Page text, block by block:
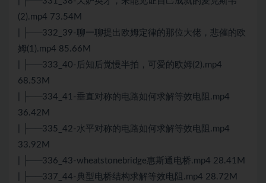
(2).mp4 73.54M
| ├──332_39-聊一聊提出欧姆定律的那位大佬，悲催的欧
姆(1).mp4 85.66M
| ├──333_40-后知后觉慢半拍，可爱的欧姆(2).mp4
68.53M
| ├──334_41-垂直对称的电路如何求解等效电阻.mp4
36.42M
| ├──335_42-水平对称的电路如何求解等效电阻.mp4
33.92M
| ├──336_43-wheatstonebridge惠斯通电桥.mp4 28.41M
| ├──337_44-典型电桥结构求解等效电阻.mp4 28.72M